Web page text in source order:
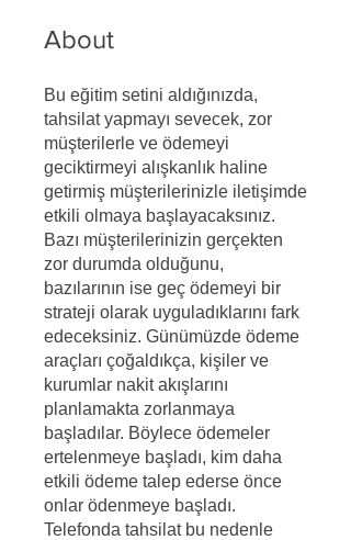
About
Bu eğitim setini aldığınızda,
tahsilat yapmayı sevecek, zor
müşterilerle ve ödemeyi
geciktirmeyi alışkanlık haline
getirmiş müşterilerinizle iletişimde
etkili olmaya başlayacaksınız.
Bazı müşterilerinizin gerçekten
zor durumda olduğunu,
bazılarının ise geç ödemeyi bir
strateji olarak uyguladıklarını fark
edeceksiniz. Günümüzde ödeme
araçları çoğaldıkça, kişiler ve
kurumlar nakit akışlarını
planlamakta zorlanmaya
başladılar. Böylece ödemeler
ertelenmeye başladı, kim daha
etkili ödeme talep ederse önce
onlar ödenmeye başladı.
Telefonda tahsilat bu nedenle